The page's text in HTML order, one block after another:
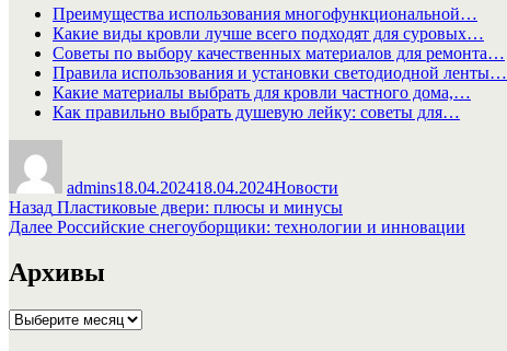
Преимущества использования многофункциональной…
Какие виды кровли лучше всего подходят для суровых…
Советы по выбору качественных материалов для ремонта…
Правила использования и установки светодиодной ленты…
Какие материалы выбрать для кровли частного дома,…
Как правильно выбрать душевую лейку: советы для…
admins18.04.202418.04.2024Новости
Навигация
по
записям
Назад Предыдущая
запись:
Пластиковые двери: плюсы и минусы
Далее Следующая
Российские снегоуборщики: технологии и инновации
Архивы
Архивы